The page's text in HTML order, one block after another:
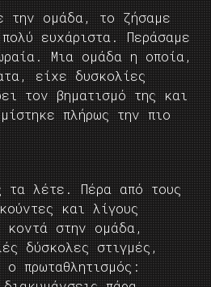
την ομάδα, το ζήσαμε
ευχάριστα. Περάσαμε
Μια ομάδα η οποία,
είχε δυσκολίες
τον βηματισμό της και
πλήρως την πιο
τα λέτε. Πέρα από τους
και λίγους
κοντά στην ομάδα,
δύσκολες στιγμές,
πρωταθλητισμός: